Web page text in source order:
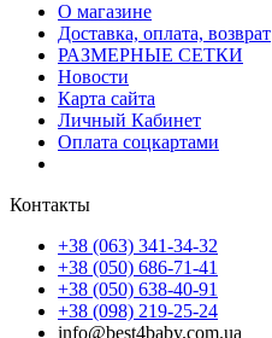
О магазине
Доставка, оплата, возврат
РАЗМЕРНЫЕ СЕТКИ
Новости
Карта сайта
Личный Кабинет
Оплата соцкартами
Контакты
+38 (063) 341-34-32
+38 (050) 686-71-41
+38 (050) 638-40-91
+38 (098) 219-25-24
info@best4baby.com.ua